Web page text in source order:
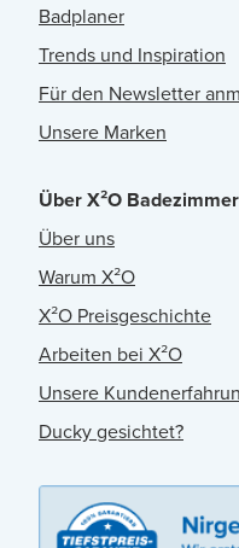
Badplaner
Trends und Inspiration
Für den Newsletter
Unsere Marken
Über X²O Badezimmer
Über uns
Warum X²O
X²O Preisgeschichte
Arbeiten bei X²O
Unsere
Ducky gesichtet?